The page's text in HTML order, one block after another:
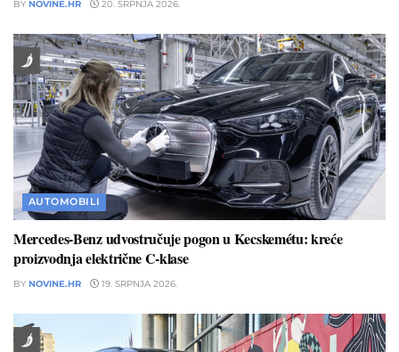
BY NOVINE.HR 20. SRPNJA 2026.
AUTOMOBILI
Mercedes-Benz udvostručuje pogon u Kecskemétu: kreće
proizvodnja električne C-klase
BY NOVINE.HR 19. SRPNJA 2026.